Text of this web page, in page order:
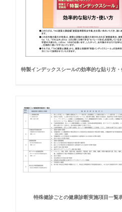
特製インデックスシールの効率的な貼り方・
特殊健診ごとの健康診断実施項目一覧